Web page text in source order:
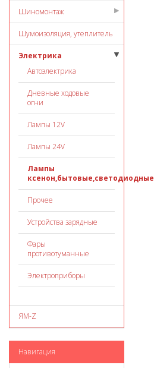
Шиномонтаж
Шумоизоляция, утеплитель
Электрика
Автоэлектрика
Дневные ходовые
огни
Лампы 12V
Лампы 24V
Лампы
ксенон,бытовые,светодиодные
Прочее
Устройства зарядные
Фары
противотуманные
Электроприборы
ЯМ-Z
Навигация